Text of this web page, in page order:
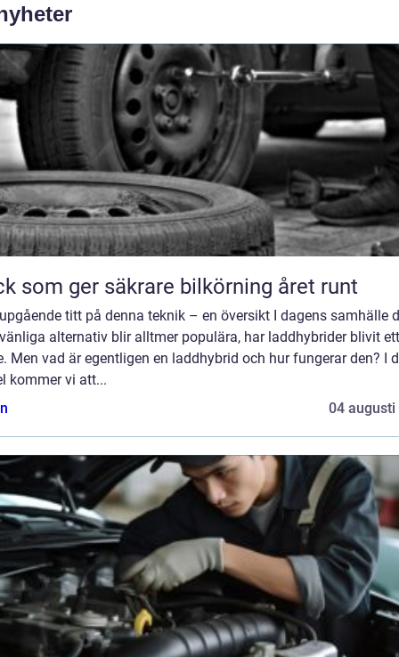
som ger säkrare bilkörning året runt
titt på denna teknik – en översikt I dagens samhälle
alternativ blir alltmer populära, har laddhybrider blivit
Men vad är egentligen en laddhybrid och hur fungerar den? I
kommer vi att...
04 augusti